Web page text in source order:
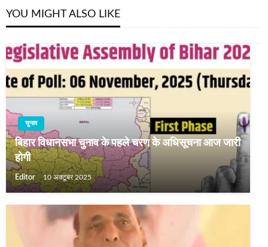
YOU MIGHT ALSO LIKE
चुनाव
बिहार विधानसभा चुनाव के पहले चरण के अधिसूचना आज जारी
होगी
Editor 10 अक्टूबर 2025